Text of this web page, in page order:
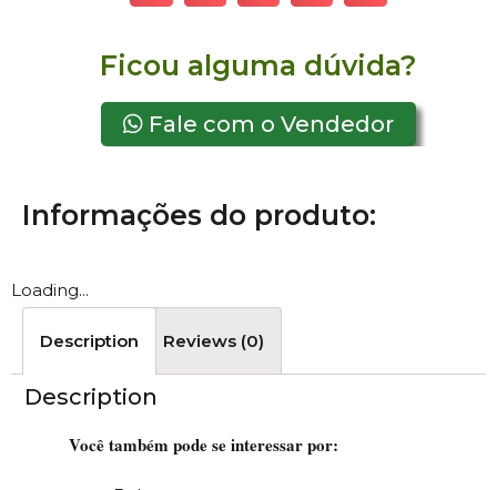
Ficou alguma dúvida?
Fale com o Vendedor
Informações do produto:
Loading...
Description Reviews (0)
Description
Você também pode se interessar por: